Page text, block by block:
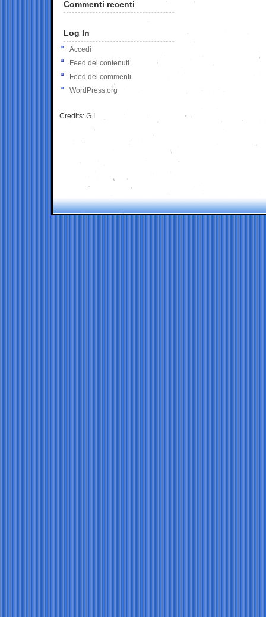
Commenti recenti
Log In
Accedi
Feed dei contenuti
Feed dei commenti
WordPress.org
Credits: G.I